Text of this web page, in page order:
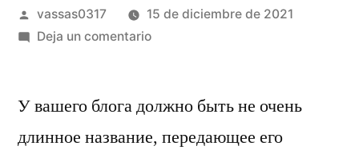
vassas0317
15 de diciembre de 2021
Deja un comentario
У вашего блога должно быть не очень
длинное название, передающее его